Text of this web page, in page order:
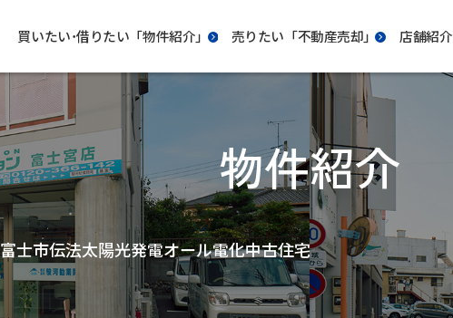
買いたい･借りたい「物件紹介｣ 売りたい「不動産売却｣ 店舗紹介
物件紹介
富士市伝法太陽光発電オール電化中古住宅